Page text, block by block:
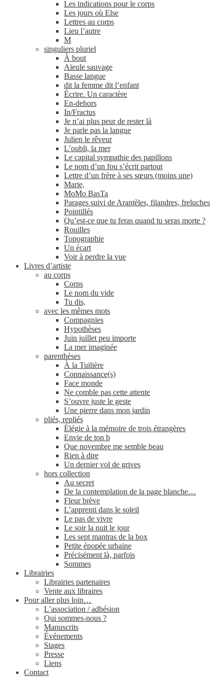
Les indications pour le corps
Les jours où Else
Lettres au corps
Lieu l’autre
M
singuliers pluriel
À bout
Aïeule sauvage
Basse langue
dit la femme dit l’enfant
Écrire. Un caractère
En-​dehors
In/​Fractus
Je n’ai plus peur de rester là
Je parle pas la langue
Julien le rêveur
L’oubli, la mer
Le capital sympathie des papillons
Le nom d’un fou s’écrit partout
Lettre d’un frère à ses sœurs (moins une)
Marie,
MoMo BasTa
Parages suivi de Arantèles, filandres, freluches
Pointillés
Qu’est-ce que tu feras quand tu seras morte ?
Rouilles
Topographie
Un écart
Voir à perdre la vue
Livres d’artiste
au corps
Corps
Le nom du vide
Tu dis,
avec les mêmes mots
Compagnies
Hypothèses
Juin juillet peu importe
La mer imaginée
parenthèses
À la Tuilière
Connaissance(s)
Face monde
Ne comble pas cette attente
S’ouvre juste le geste
Une pierre dans mon jardin
pliés, repliés
Élégie à la mémoire de trois étrangères
Envie de ton b
Que novembre me semble beau
Rien à dire
Un dernier vol de grives
hors collection
Au secret
De la contemplation de la page blanche…
Fleur brève
L’apprenti dans le soleil
Le pas de vivre
Le soir la nuit le jour
Les sept mantras de la box
Petite épopée urbaine
Précisément là, parfois
Sommes
Librairies
Librairies partenaires
Vente aux libraires
Pour aller plus loin…
L’association / adhésion
Qui sommes-​nous ?
Manuscrits
Événements
Stages
Presse
Liens
Contact